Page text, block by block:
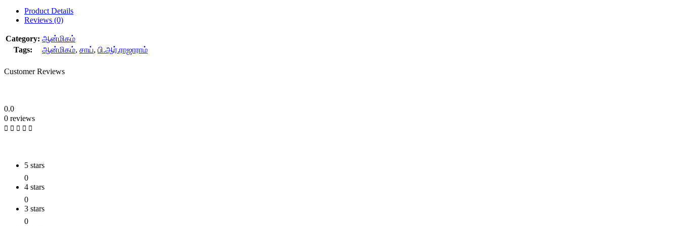
Product Details
Reviews (0)
Category: ஆன்மிகம்
Tags:
ஆன்மிகம், சாய், பி.ஆர்.ராஜாராம்
Customer Reviews
0.0
0 reviews
5 stars
0
4 stars
0
3 stars
0